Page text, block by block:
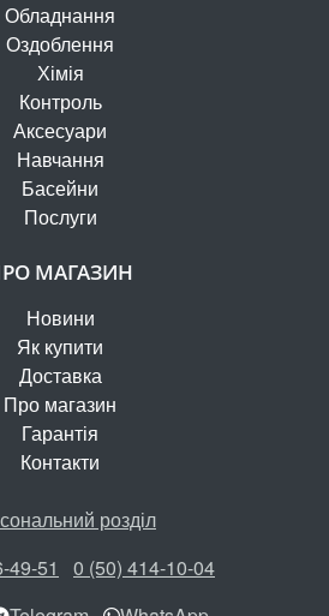
Обладнання
Оздоблення
Хімія
Контроль
Аксесуари
Навчання
Басейни
Послуги
МАГАЗИН
Новини
Як купити
Доставка
Про магазин
Гарантія
Контакти
розділ
49-51
0 (50) 414-10-04